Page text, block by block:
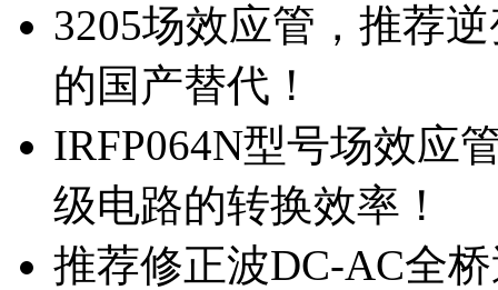
3205场效应管，推荐
的国产替代！
IRFP064N型号场效应
级电路的转换效率！
推荐修正波DC-AC全